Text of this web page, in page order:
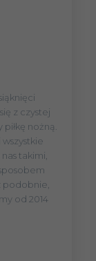
z czystej
nożną.
wszystkie
takimi,
podobnie,
od 2014